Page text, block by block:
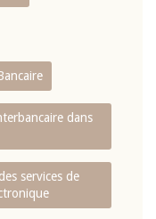
dans
services de